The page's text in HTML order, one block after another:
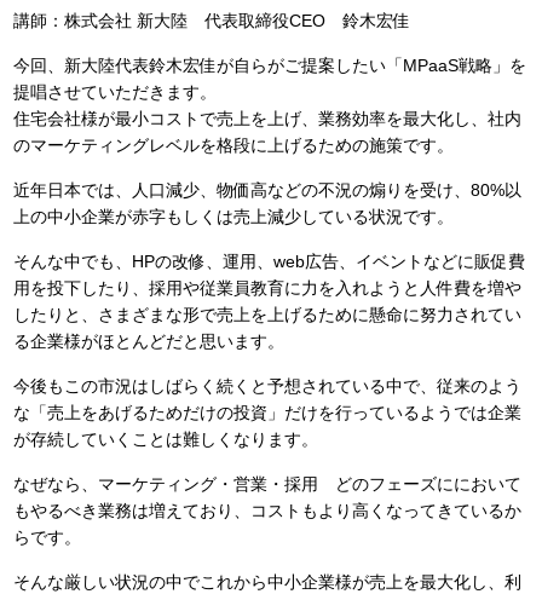
講師：株式会社 新大陸 代表取締役CEO 鈴木宏佳
今回、新大陸代表鈴木宏佳が自らがご提案したい「MPaaS戦略」を
提唱させていただきます。
住宅会社様が最小コストで売上を上げ、業務効率を最大化し、社内
のマーケティングレベルを格段に上げるための施策です。
近年日本では、人口減少、物価高などの不況の煽りを受け、80%以
上の中小企業が赤字もしくは売上減少している状況です。
そんな中でも、HPの改修、運用、web広告、イベントなどに販促費
用を投下したり、採用や従業員教育に力を入れようと人件費を増や
したりと、さまざまな形で売上を上げるために懸命に努力されてい
る企業様がほとんどだと思います。
今後もこの市況はしばらく続くと予想されている中で、従来のよう
な「売上をあげるためだけの投資」だけを行っているようでは企業
が存続していくことは難しくなります。
なぜなら、マーケティング・営業・採用 どのフェーズににおいて
もやるべき業務は増えており、コストもより高くなってきているか
らです。
そんな厳しい状況の中でこれから中小企業様が売上を最大化し、利